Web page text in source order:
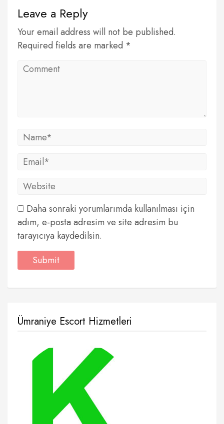
Leave a Reply
Your email address will not be published.
Required fields are marked *
Daha sonraki yorumlarımda kullanılması için
adım, e-posta adresim ve site adresim bu
tarayıcıya kaydedilsin.
Ümraniye Escort Hizmetleri